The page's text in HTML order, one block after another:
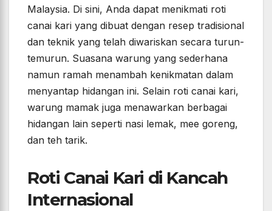
Malaysia. Di sini, Anda dapat menikmati roti
canai kari yang dibuat dengan resep tradisional
dan teknik yang telah diwariskan secara turun-
temurun. Suasana warung yang sederhana
namun ramah menambah kenikmatan dalam
menyantap hidangan ini. Selain roti canai kari,
warung mamak juga menawarkan berbagai
hidangan lain seperti nasi lemak, mee goreng,
dan teh tarik.
Roti Canai Kari di Kancah
Internasional